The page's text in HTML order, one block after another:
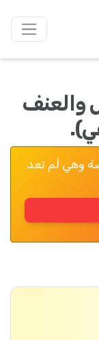
والعنف
وهي لم تعد